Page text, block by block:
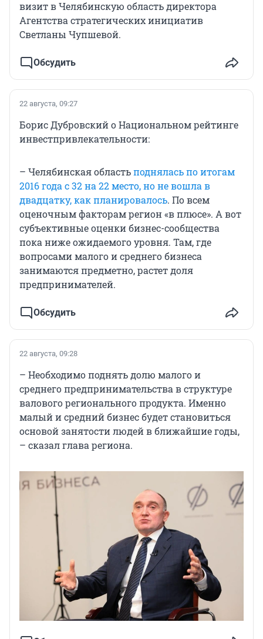
визит в Челябинскую область директора
Агентства стратегических инициатив
Светланы Чупшевой.
Обсудить
22 августа, 09:27
Борис Дубровский о Национальном рейтинге
инвестпривлекательности:
– Челябинская областьподнялась по итогам
2016 года с 32 на 22 место, но не вошла в
двадцатку, как планировалось. По всем
оценочным факторам регион «в плюсе». А вот
субъективные оценки бизнес-сообщества
пока ниже ожидаемого уровня. Там, где
вопросами малого и среднего бизнеса
занимаются предметно, растет доля
предпринимателей.
Обсудить
22 августа, 09:28
– Необходимо поднять долю малого и
среднего предпринимательства в структуре
валового регионального продукта. Именно
малый и средний бизнес будет становиться
основой занятости людей в ближайшие годы,
– сказал глава региона.